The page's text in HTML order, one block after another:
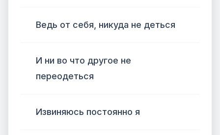
Ведь от себя, никуда не деться
И ни во что другое не
переодеться
Извиняюсь постоянно я